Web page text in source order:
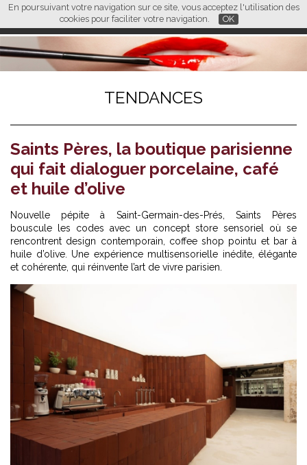
En poursuivant votre navigation sur ce site, vous acceptez l'utilisation des
cookies pour faciliter votre navigation.
OK
FR EN CN
L M
TENDANCES
Saints Pères, la boutique parisienne
qui fait dialoguer porcelaine, café
et huile d’olive
Nouvelle pépite à Saint-Germain-des-Prés, Saints Pères
bouscule les codes avec un concept store sensoriel où se
rencontrent design contemporain, coffee shop pointu et bar à
huile d’olive. Une expérience multisensorielle inédite, élégante
et cohérente, qui réinvente l’art de vivre parisien.